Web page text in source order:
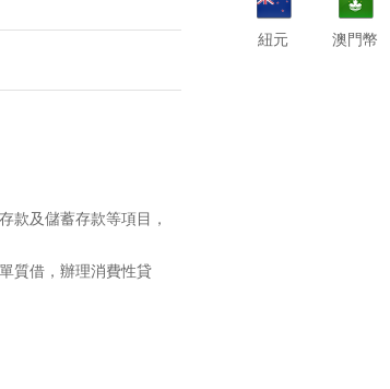
款及儲蓄存款等項目，
質借，辦理消費性貸
紐元 澳門幣